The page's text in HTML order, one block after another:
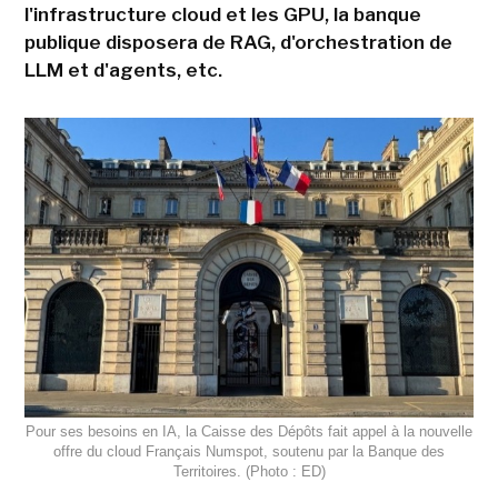
l'infrastructure cloud et les GPU, la banque
publique disposera de RAG, d'orchestration de
LLM et d'agents, etc.
Pour ses besoins en IA, la Caisse des Dépôts fait appel à la nouvelle
offre du cloud Français Numspot, soutenu par la Banque des
Territoires. (Photo : ED)